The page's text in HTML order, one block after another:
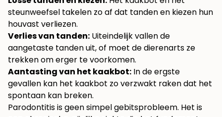
steunweefsel takelen zo af dat tanden en kiezen hun
houvast verliezen.
Verlies van tanden: Uiteindelijk vallen de
aangetaste tanden uit, of moet de dierenarts ze
trekken om erger te voorkomen.
Aantasting van het kaakbot: In de ergste
gevallen kan het kaakbot zo verzwakt raken dat het
spontaan kan breken.
Parodontitis is geen simpel gebitsprobleem. Het is